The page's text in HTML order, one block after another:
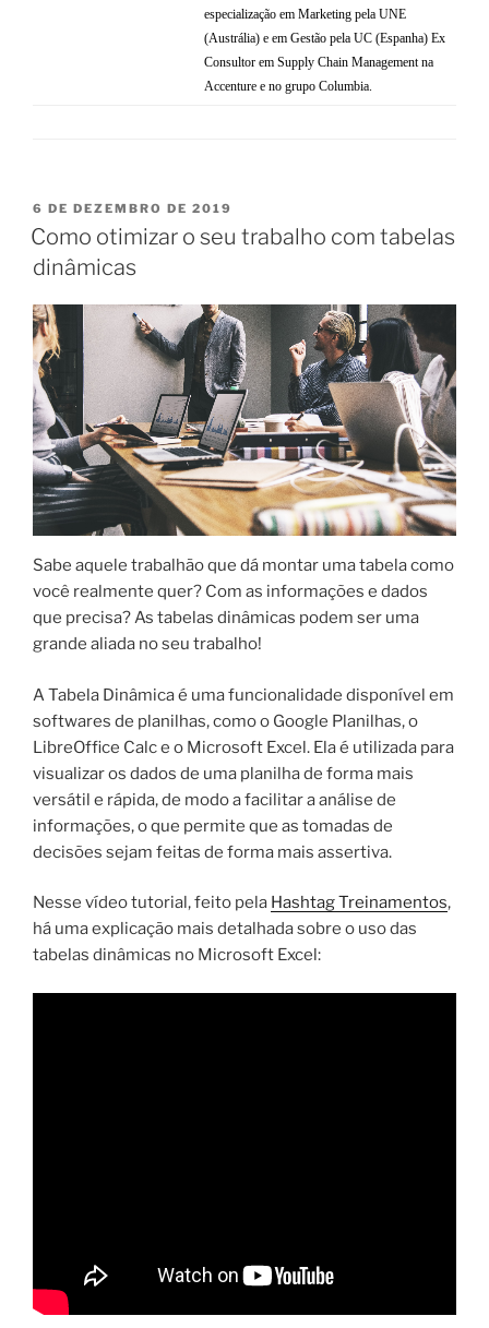
especialização em Marketing pela UNE
(Austrália) e em Gestão pela UC (Espanha) Ex
Consultor em Supply Chain Management na
Accenture e no grupo Columbia.
6 DE DEZEMBRO DE 2019
Como otimizar o seu trabalho com tabelas
dinâmicas
Sabe aquele trabalhão que dá montar uma tabela como
você realmente quer? Com as informações e dados
que precisa? As tabelas dinâmicas podem ser uma
grande aliada no seu trabalho!
A Tabela Dinâmica é uma funcionalidade disponível em
softwares de planilhas, como o Google Planilhas, o
LibreOffice Calc e o Microsoft Excel. Ela é utilizada para
visualizar os dados de uma planilha de forma mais
versátil e rápida, de modo a facilitar a análise de
informações, o que permite que as tomadas de
decisões sejam feitas de forma mais assertiva.
Nesse vídeo tutorial, feito pela Hashtag Treinamentos,
há uma explicação mais detalhada sobre o uso das
tabelas dinâmicas no Microsoft Excel: